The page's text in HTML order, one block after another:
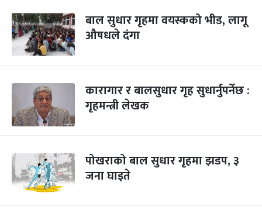
बाल सुधार गृहमा वयस्कको भीड, लागू
औषधले दंगा
कारागार र बालसुधार गृह सुधार्नुपर्नेछ :
गृहमन्त्री लेखक
पोखराको बाल सुधार गृहमा झडप, ३
जना घाइते